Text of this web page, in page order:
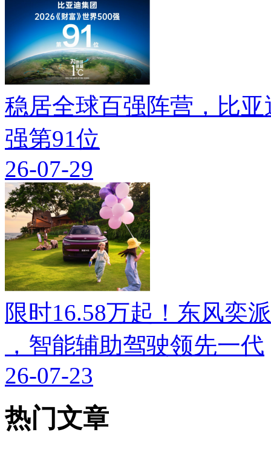
稳居全球百强阵营，比
强第91位
26-07-29
限时16.58万起！东风奕
，智能辅助驾驶领先一代
26-07-23
热门文章